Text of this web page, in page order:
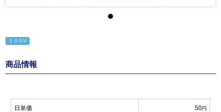
１００V
商品情報
日単価 50円